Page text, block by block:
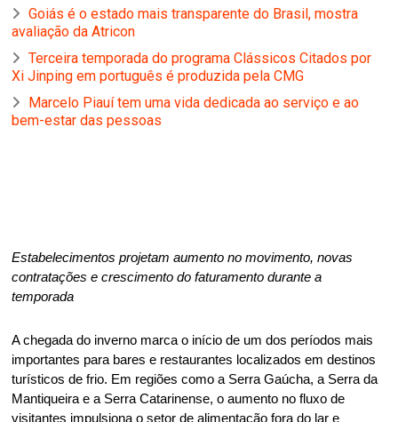
Goiás é o estado mais transparente do Brasil, mostra
avaliação da Atricon
Terceira temporada do programa Clássicos Citados por
Xi Jinping em português é produzida pela CMG
Marcelo Piauí tem uma vida dedicada ao serviço e ao
bem-estar das pessoas
Estabelecimentos projetam aumento no movimento, novas
contratações e crescimento do faturamento durante a
temporada
A chegada do inverno marca o início de um dos períodos mais
importantes para bares e restaurantes localizados em destinos
turísticos de frio. Em regiões como a Serra Gaúcha, a Serra da
Mantiqueira e a Serra Catarinense, o aumento no fluxo de
visitantes impulsiona o setor de alimentação fora do lar e